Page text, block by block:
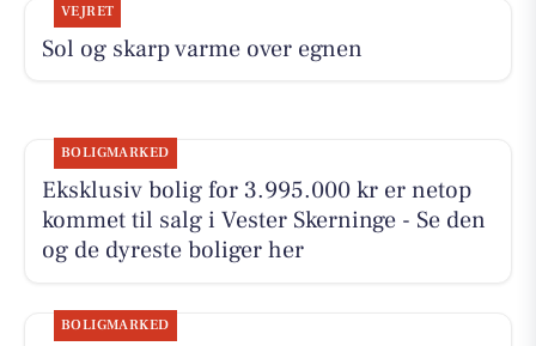
VEJRET
Sol og skarp varme over egnen
BOLIGMARKED
Eksklusiv bolig for 3.995.000 kr er netop
kommet til salg i Vester Skerninge - Se den
og de dyreste boliger her
BOLIGMARKED